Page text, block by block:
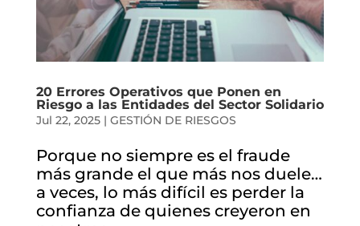
20 Errores Operativos que Ponen en
Riesgo a las Entidades del Sector Solidario
Jul 22, 2025| GESTIÓN DE RIESGOS
Porque no siempre es el fraude
más grande el que más nos duele…
a veces, lo más difícil es perder la
confianza de quienes creyeron en